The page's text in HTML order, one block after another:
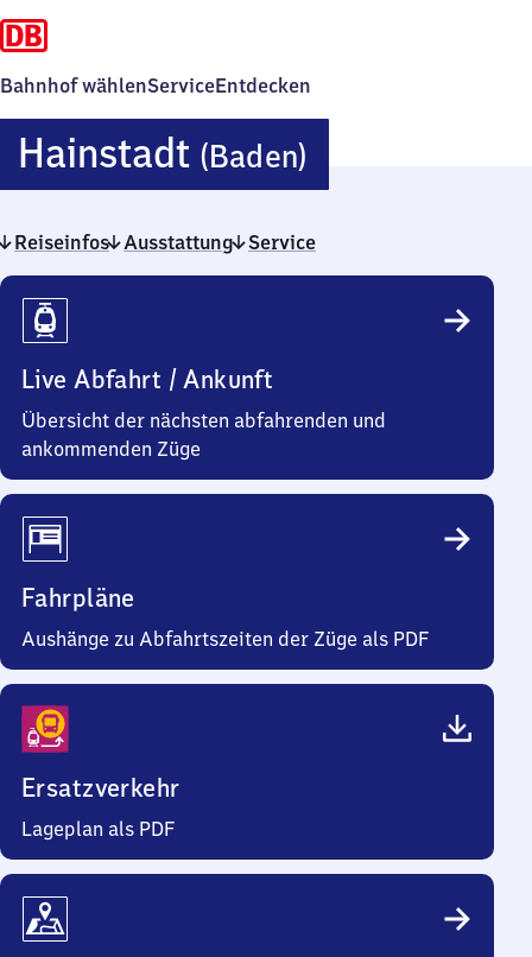
Bahnhof wählenServiceEntdecken
Hainstadt (Baden)
(Baden)
Reiseinfos Ausstattung Service
Reiseinfos
Live Abfahrt / Ankunft
Übersicht der nächsten abfahrenden und
ankommenden Züge
Fahrpläne
Aushänge zu Abfahrtszeiten der Züge als PDF
Ersatzverkehr
Lageplan als PDF